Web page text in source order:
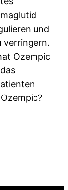
und
verringern.
Ozempic